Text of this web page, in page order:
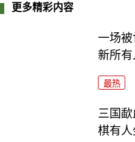
更多精彩内容
一场被
新所有
最热
三国
棋有人